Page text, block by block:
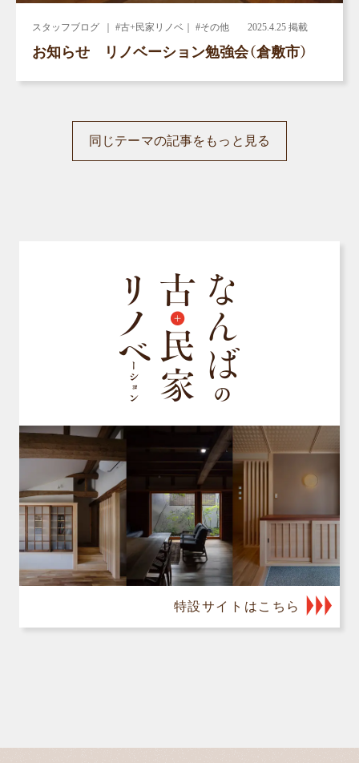
スタッフブログ ｜ #古+民家リノベ｜ #その他 2025.4.25 掲載
お知らせ リノベーション勉強会（倉敷市）
同じテーマの記事をもっと見る
特設サイトはこちら